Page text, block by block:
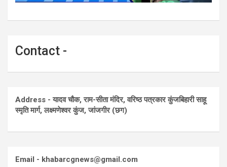
Contact -
Address - यादव चौक, राम-सीता मंदिर, वरिष्ठ पत्रकार कुंजबिहारी साहू
स्मृति मार्ग, लक्ष्मणेश्वर कुंज, जांजगीर (छग)
Email - khabarcgnews@gmail.com